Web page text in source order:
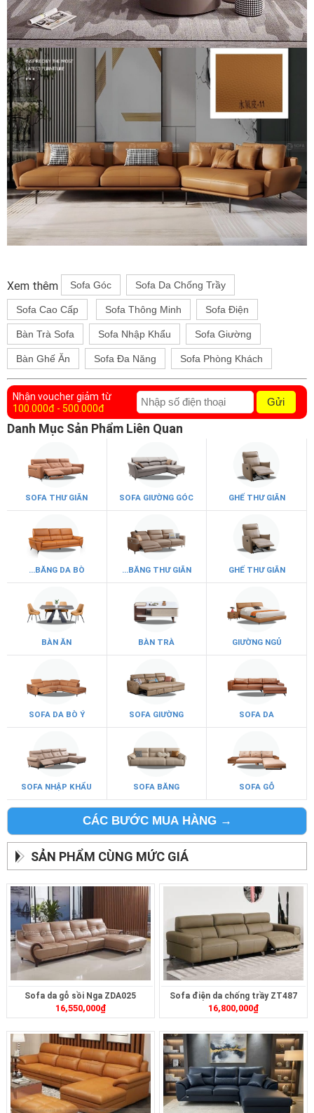
Xem thêm Sofa Góc Sofa Da Chống Trầy
Sofa Cao Cấp Sofa Thông Minh Sofa Điện
Bàn Trà Sofa Sofa Nhập Khẩu Sofa Giường
Bàn Ghế Ăn Sofa Đa Năng Sofa Phòng Khách
Nhận voucher giảm từ
100.000đ - 500.000đ
Gửi
Danh Mục Sản Phẩm Liên Quan
SOFA THƯ GIÃN SOFA GIƯỜNG GÓC GHẾ THƯ GIÃN
...BĂNG DA BÒ ...BĂNG THƯ GIÃN GHẾ THƯ GIÃN
BÀN ĂN BÀN TRÀ GIƯỜNG NGỦ
SOFA DA BÒ Ý SOFA GIƯỜNG SOFA DA
SOFA NHẬP KHẨU SOFA BĂNG SOFA GỖ
CÁC BƯỚC MUA HÀNG →
SẢN PHẨM CÙNG MỨC GIÁ
Sofa da gỗ sồi Nga ZDA025
16,550,000₫
Sofa điện da chống trầy ZT487
16,800,000₫